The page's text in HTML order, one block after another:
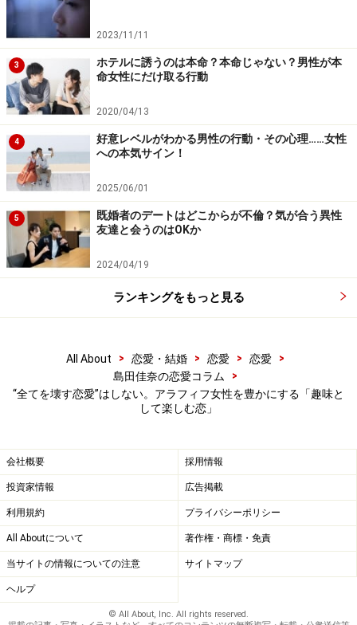
婚」を望む人は少ないのではないでしょうか。既婚女性
が（夫以外の）男性に求めるのは、一人の「女性」とし
て愛される「恋愛」という非日常の時間（あるいはゲー
ム）です。それだって絶対に「なければ困る」ものでは
ありません。
バツイチ女性の場合も、若い頃とは違い、アラフィフと
もなればむやみに次の結婚を目指すほうがレアケース。
結婚生活の厳しさを知っているからこそ、相手の経済力
や誠実さといった現実的な条件よりも、自立した大人の
自分とちょうどいい距離感で寄り添ってくれる「心地よ
い関係」を求めます。
バツイチ女性にとっての「恋」は、過去の失敗を乗り越
いにとって）都合がいい」と確信できた場合。大人だか
らこそ、決断は慎重です。
つような恋に落ちることはできません。でもそれでいい
のです。
現実と理想の折り合いをつけながら、今の自分にとって
何が最も大切なのかを冷静に見極める──大人になったか
らこそ、自身の生活や精神を豊かにするような恋愛をし
たいものです。
2023/11/11
3
ホテルに誘うのは本命？本命じゃない？男性が本
命女性にだけ取る行動
2020/04/13
4
好意レベルがわかる男性の行動・その心理……女性
への本気サイン！
2025/06/01
5
既婚者のデートはどこからが不倫？気が合う異性
友達と会うのはOKか
2024/04/19
ランキングをもっと見る
All About > 恋愛・結婚 > 恋愛 > 恋愛
>
島田佳奈の恋愛コラム
>
“全てを壊す恋愛”はしない。アラフィフ女性を豊かにする「趣味と
して楽しむ恋」
会社概要 採用情報
投資家情報 広告掲載
利用規約 プライバシーポリシー
All Aboutについて 著作権・商標・免責
当サイトの情報についての注意 サイトマップ
ヘルプ
© All About, Inc. All rights reserved.